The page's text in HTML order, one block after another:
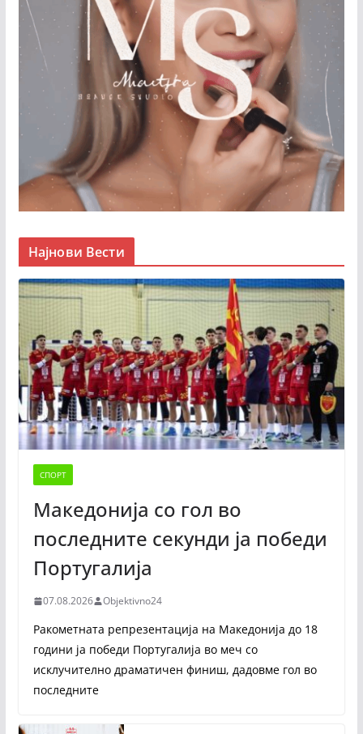
Најнови Вести
СПОРТ
Македонија со гол во
последните секунди ја победи
Португалија
07.08.2026 Objektivno24
Ракометната репрезентација на Македонија до 18
години ја победи Португалија во меч со
исклучително драматичен финиш, дадовме гол во
последните